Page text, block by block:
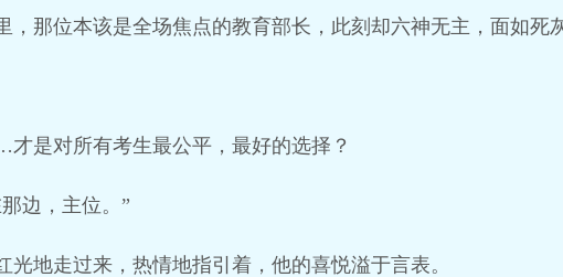
，那位本该是全场焦点的教育部长，此刻却六神无主，面如死
是对所有考生最公平，最好的选择？
边，主位。”
光地走过来，热情地指引着，他的喜悦溢于言表。